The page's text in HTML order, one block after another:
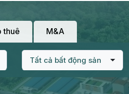
thuê M&A
Tất cả bất động sản